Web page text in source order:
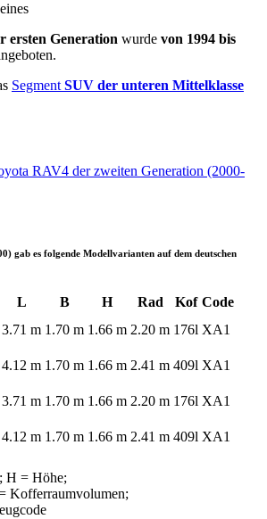
ersten Generation wurde von 1994 bis
Segment SUV der unteren Mittelklasse
RAV4 der zweiten Generation (2000-
gab es folgende Modellvarianten auf dem deutschen
L B H Rad Kof Code
3.71 m 1.70 m 1.66 m 2.20 m 176l XA1
4.12 m 1.70 m 1.66 m 2.41 m 409l XA1
3.71 m 1.70 m 1.66 m 2.20 m 176l XA1
4.12 m 1.70 m 1.66 m 2.41 m 409l XA1
H = Höhe;
Kofferraumvolumen;